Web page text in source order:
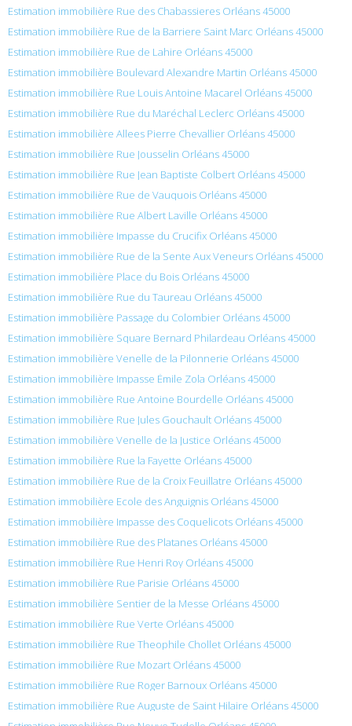
Estimation immobilière Rue des Chabassieres Orléans 45000
Estimation immobilière Rue de la Barriere Saint Marc Orléans 45000
Estimation immobilière Rue de Lahire Orléans 45000
Estimation immobilière Boulevard Alexandre Martin Orléans 45000
Estimation immobilière Rue Louis Antoine Macarel Orléans 45000
Estimation immobilière Rue du Maréchal Leclerc Orléans 45000
Estimation immobilière Allees Pierre Chevallier Orléans 45000
Estimation immobilière Rue Jousselin Orléans 45000
Estimation immobilière Rue Jean Baptiste Colbert Orléans 45000
Estimation immobilière Rue de Vauquois Orléans 45000
Estimation immobilière Rue Albert Laville Orléans 45000
Estimation immobilière Impasse du Crucifix Orléans 45000
Estimation immobilière Rue de la Sente Aux Veneurs Orléans 45000
Estimation immobilière Place du Bois Orléans 45000
Estimation immobilière Rue du Taureau Orléans 45000
Estimation immobilière Passage du Colombier Orléans 45000
Estimation immobilière Square Bernard Philardeau Orléans 45000
Estimation immobilière Venelle de la Pilonnerie Orléans 45000
Estimation immobilière Impasse Émile Zola Orléans 45000
Estimation immobilière Rue Antoine Bourdelle Orléans 45000
Estimation immobilière Rue Jules Gouchault Orléans 45000
Estimation immobilière Venelle de la Justice Orléans 45000
Estimation immobilière Rue la Fayette Orléans 45000
Estimation immobilière Rue de la Croix Feuillatre Orléans 45000
Estimation immobilière Ecole des Anguignis Orléans 45000
Estimation immobilière Impasse des Coquelicots Orléans 45000
Estimation immobilière Rue des Platanes Orléans 45000
Estimation immobilière Rue Henri Roy Orléans 45000
Estimation immobilière Rue Parisie Orléans 45000
Estimation immobilière Sentier de la Messe Orléans 45000
Estimation immobilière Rue Verte Orléans 45000
Estimation immobilière Rue Theophile Chollet Orléans 45000
Estimation immobilière Rue Mozart Orléans 45000
Estimation immobilière Rue Roger Barnoux Orléans 45000
Estimation immobilière Rue Auguste de Saint Hilaire Orléans 45000